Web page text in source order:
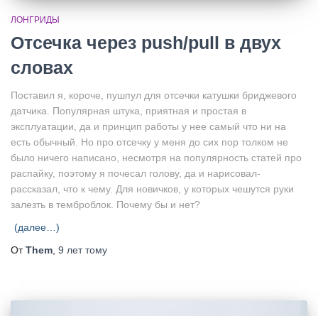
ЛОНГРИДЫ
Отсечка через push/pull в двух
словах
Поставил я, короче, пушпул для отсечки катушки бриджевого
датчика. Популярная штука, приятная и простая в
эксплуатации, да и принцип работы у нее самый что ни на
есть обычный. Но про отсечку у меня до сих пор толком не
было ничего написано, несмотря на популярность статей про
распайку, поэтому я почесал голову, да и нарисовал-
рассказал, что к чему. Для новичков, у которых чешутся руки
залезть в темброблок. Почему бы и нет?
(далее…)
ОтThem, 9 леттому